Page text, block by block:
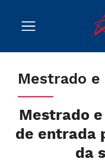
Mestrado
Mestrado
de entrada
da